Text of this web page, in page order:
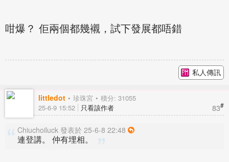
咁爆？ 佢兩個都幾襯，試下發展都唔錯
私人傳訊
littledot 珍珠宮 積分: 31055
83#
25-6-9 15:52 只看該作者
Chiuchoiluck 發表於 25-6-8 22:48
連登講。 仲有埋相。